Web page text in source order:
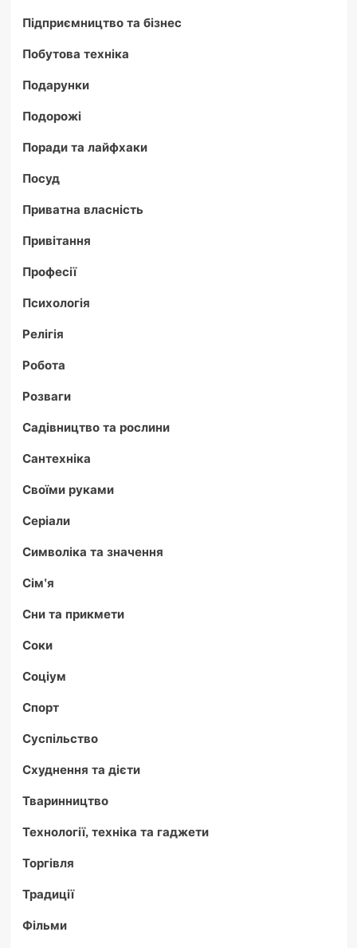
Підприємництво та бізнес
Побутова техніка
Подарунки
Подорожі
Поради та лайфхаки
Посуд
Приватна власність
Привітання
Професії
Психологія
Релігія
Робота
Розваги
Садівництво та рослини
Сантехніка
Своїми руками
Серіали
Символіка та значення
Сім'я
Сни та прикмети
Соки
Соціум
Спорт
Суспільство
Схуднення та дієти
Тваринництво
Технології, техніка та гаджети
Торгівля
Традиції
Фільми